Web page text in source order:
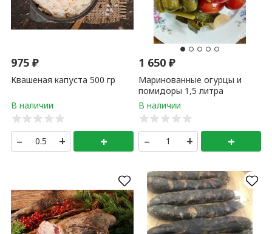
975₽
Квашеная капуста 500 гр
– + +
1 650₽
Маринованные огурцы и
помидоры 1,5 литра
– + +